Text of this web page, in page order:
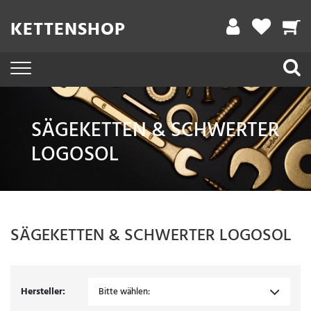
KETTENSHOP
SÄGEKETTEN & SCHWERTER
LOGOSOL
SÄGEKETTEN & SCHWERTER LOGOSOL
Hersteller: Bitte wählen:
Filter
A
t
l
n